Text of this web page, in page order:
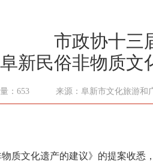
市政协十三
阜新民俗非物质
：653 来源：阜新市文化旅游和
文化遗产的建议》的提案收悉，